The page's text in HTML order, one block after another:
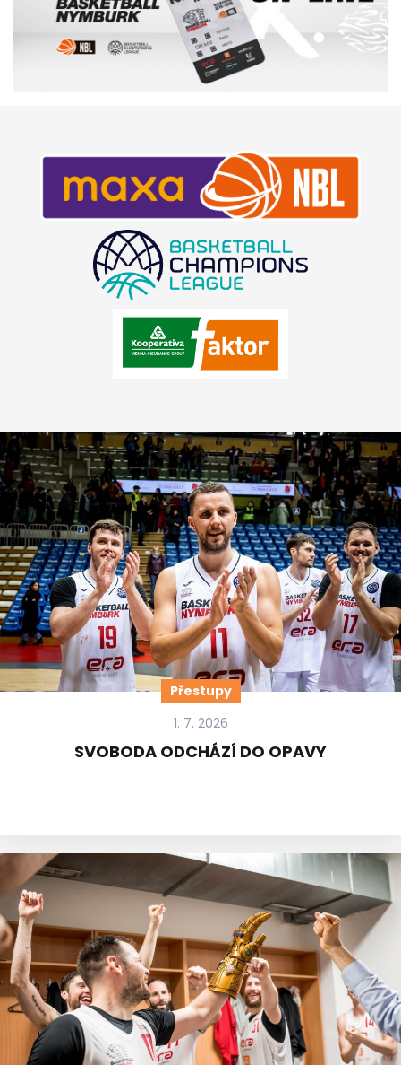
Přestupy
1. 7. 2026
SVOBODA ODCHÁZÍ DO OPAVY